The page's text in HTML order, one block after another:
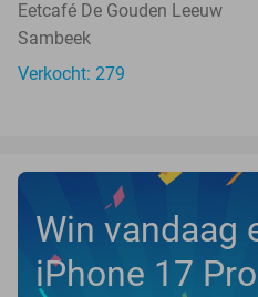
Eetcafé De Gouden Leeuw
Sambeek
Verkocht: 279
Win vandaag
iPhone 17 Pro